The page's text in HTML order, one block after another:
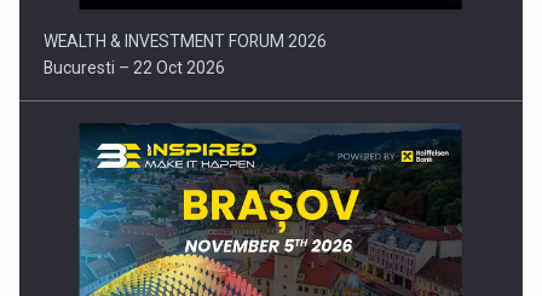
WEALTH & INVESTMENT FORUM 2026
Bucuresti – 22 Oct 2026